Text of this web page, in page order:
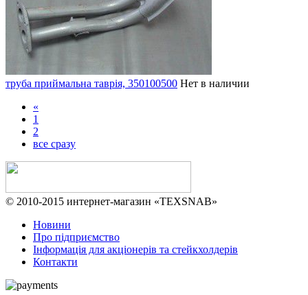
труба приймальна таврія, 350100500 Нет в наличии
«
1
2
все сразу
© 2010-2015 интернет-магазин «TEXSNAB»
Новини
Про підприємство
Інформація для акціонерів та стейкхолдерів
Контакти